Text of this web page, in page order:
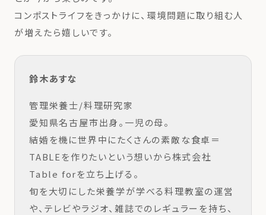
コンポストライフをきっかけに、環境問題に取り組む人
が増えたら嬉しいです。
鈴木あすな
管理栄養士/料理研究家
愛知県名古屋市出身。一児の母。
結婚を機に世界中にたくさんの素敵な食卓＝
TABLEを作りたいという想いから株式会社
Table forを立ち上げる。
旬を大切にした栄養学が学べる料理教室の運営
や、テレビやラジオ、雑誌でのレギュラーを持ち、